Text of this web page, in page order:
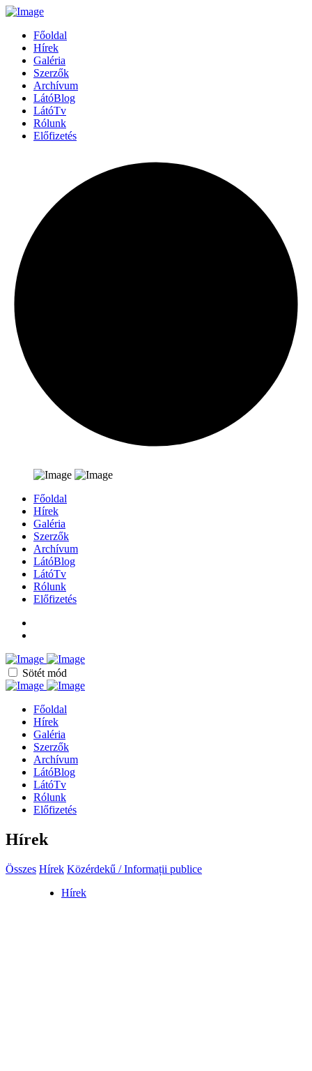
Főoldal
Hírek
Galéria
Szerzők
Archívum
LátóBlog
LátóTv
Rólunk
Előfizetés
Főoldal
Hírek
Galéria
Szerzők
Archívum
LátóBlog
LátóTv
Rólunk
Előfizetés
Sötét mód
Főoldal
Hírek
Galéria
Szerzők
Archívum
LátóBlog
LátóTv
Rólunk
Előfizetés
Hírek
Összes Hírek Közérdekű / Informații publice
Hírek